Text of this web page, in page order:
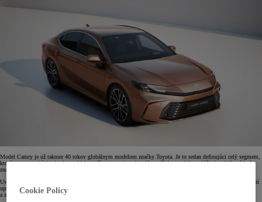
Model Camry je už takmer 40 rokov globálnym modelom značky Toyota. Je to sedan definujúci celý segment,
ktorý sa na mnohých trhoch pravidelne teší postaveniu najpredávanejšieho modelu a slúži ako vlajková loď
značky. Od jeho uvedenia na trh sa predalo na celom svete viac ako 21 miliónov kusov.
Uvedením nového modelu Camry sa posilňujú kvality, ktoré zachovajú jeho obľúbenosť medzi vodičmi, ktorí
uprednostňujú sedan pred inými typmi vozidiel. Spoločnosť Toyota sa zamerala na zdokonalenie dizajnu
a zážitku z jazdy bez toho, aby došlo k oslabeniu dojmu, že model je skutočným sedanom.
Cookie Policy